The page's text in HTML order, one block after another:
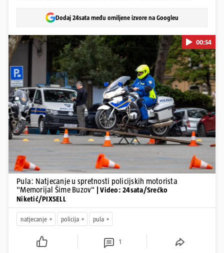
Dodaj 24sata među omiljene izvore na Googleu
Pokretanje videa...
00:54
Pula: Natjecanje u spretnosti policijskih motorista
"Memorijal Šime Buzov"
| Video: 24sata/Srećko
Niketić/PIXSELL
natjecanje policija pula
1